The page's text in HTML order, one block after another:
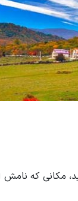
مکانی که